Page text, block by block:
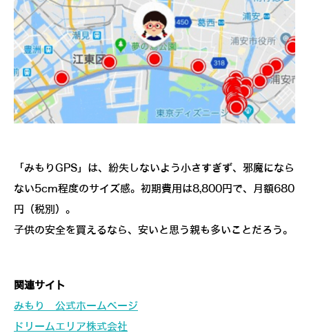
「みもりGPS」は、紛失しないよう小さすぎず、邪魔になら
ない5cm程度のサイズ感。初期費用は8,800円で、月額680
円（税別）。
子供の安全を買えるなら、安いと思う親も多いことだろう。
関連サイト
みもり 公式ホームページ
ドリームエリア株式会社